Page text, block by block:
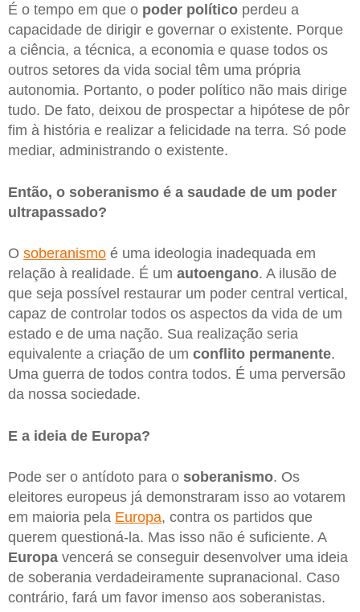
É o tempo em que o poder político perdeu a
capacidade de dirigir e governar o existente. Porque
a ciência, a técnica, a economia e quase todos os
outros setores da vida social têm uma própria
autonomia. Portanto, o poder político não mais dirige
tudo. De fato, deixou de prospectar a hipótese de pôr
fim à história e realizar a felicidade na terra. Só pode
mediar, administrando o existente.
Então, o soberanismo é a saudade de um poder
ultrapassado?
O soberanismo é uma ideologia inadequada em
relação à realidade. É um autoengano. A ilusão de
que seja possível restaurar um poder central vertical,
capaz de controlar todos os aspectos da vida de um
estado e de uma nação. Sua realização seria
equivalente a criação de um conflito permanente.
Uma guerra de todos contra todos. É uma perversão
da nossa sociedade.
E a ideia de Europa?
Pode ser o antídoto para o soberanismo. Os
eleitores europeus já demonstraram isso ao votarem
em maioria pela Europa, contra os partidos que
querem questioná-la. Mas isso não é suficiente. A
Europa vencerá se conseguir desenvolver uma ideia
de soberania verdadeiramente supranacional. Caso
contrário, fará um favor imenso aos soberanistas.